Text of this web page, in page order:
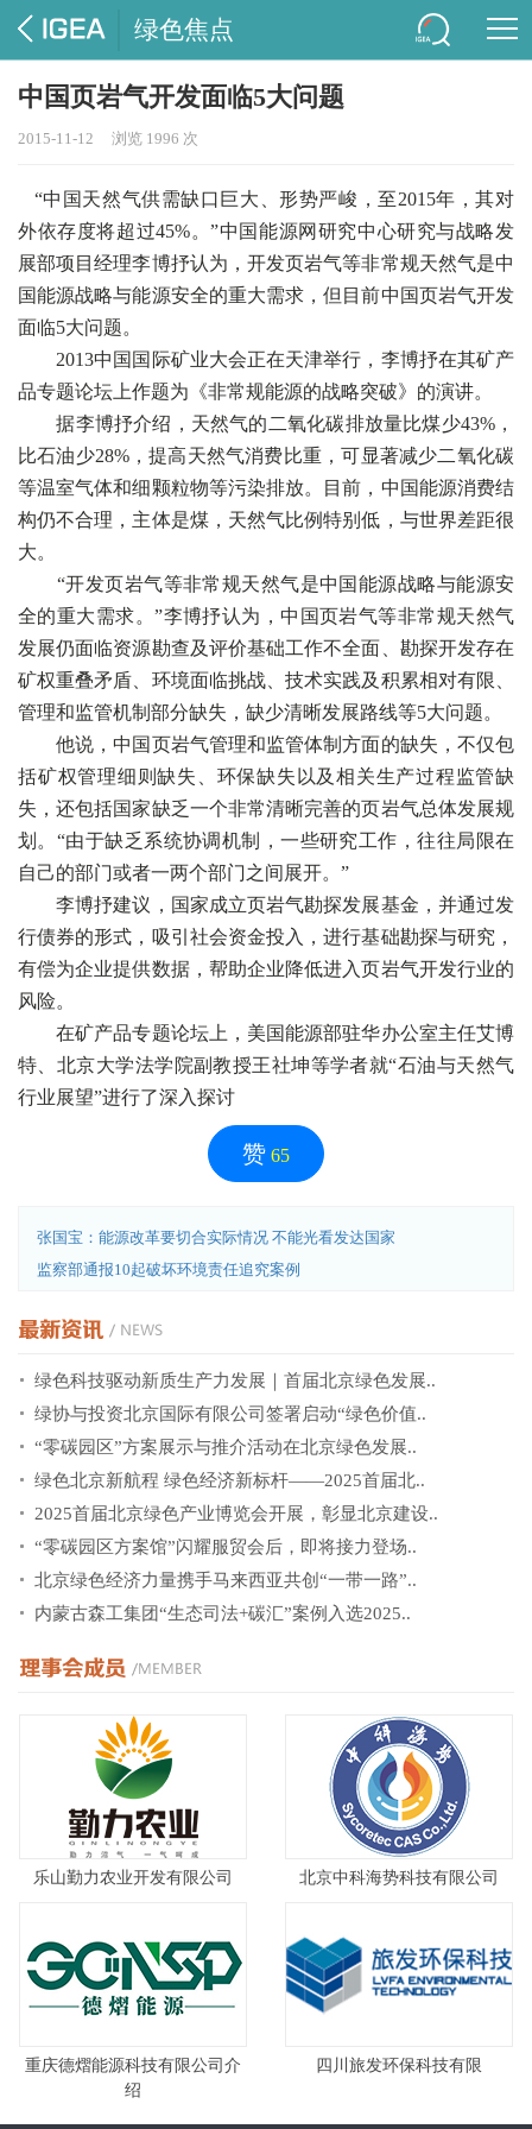
绿色焦点
中国页岩气开发面临5大问题
2015-11-12 浏览 1996 次
“中国天然气供需缺口巨大、形势严峻，至2015年，其对
外依存度将超过45%。”中国能源网研究中心研究与战略发
展部项目经理李博抒认为，开发页岩气等非常规天然气是中
国能源战略与能源安全的重大需求，但目前中国页岩气开发
面临5大问题。
2013中国国际矿业大会正在天津举行，李博抒在其矿产
品专题论坛上作题为《非常规能源的战略突破》的演讲。
据李博抒介绍，天然气的二氧化碳排放量比煤少43%，
比石油少28%，提高天然气消费比重，可显著减少二氧化碳
等温室气体和细颗粒物等污染排放。目前，中国能源消费结
构仍不合理，主体是煤，天然气比例特别低，与世界差距很
大。
“开发页岩气等非常规天然气是中国能源战略与能源安
全的重大需求。”李博抒认为，中国页岩气等非常规天然气
发展仍面临资源勘查及评价基础工作不全面、勘探开发存在
矿权重叠矛盾、环境面临挑战、技术实践及积累相对有限、
管理和监管机制部分缺失，缺少清晰发展路线等5大问题。
他说，中国页岩气管理和监管体制方面的缺失，不仅包
括矿权管理细则缺失、环保缺失以及相关生产过程监管缺
失，还包括国家缺乏一个非常清晰完善的页岩气总体发展规
划。“由于缺乏系统协调机制，一些研究工作，往往局限在
自己的部门或者一两个部门之间展开。”
李博抒建议，国家成立页岩气勘探发展基金，并通过发
行债券的形式，吸引社会资金投入，进行基础勘探与研究，
有偿为企业提供数据，帮助企业降低进入页岩气开发行业的
风险。
在矿产品专题论坛上，美国能源部驻华办公室主任艾博
特、北京大学法学院副教授王社坤等学者就“石油与天然气
行业展望”进行了深入探讨
赞 65
张国宝：能源改革要切合实际情况 不能光看发达国家
监察部通报10起破坏环境责任追究案例
绿色科技驱动新质生产力发展｜首届北京绿色发展..
绿协与投资北京国际有限公司签署启动“绿色价值..
“零碳园区”方案展示与推介活动在北京绿色发展..
绿色北京新航程 绿色经济新标杆——2025首届北..
2025首届北京绿色产业博览会开展，彰显北京建设..
“零碳园区方案馆”闪耀服贸会后，即将接力登场..
北京绿色经济力量携手马来西亚共创“一带一路”..
内蒙古森工集团“生态司法+碳汇”案例入选2025..
乐山勤力农业开发有限公司 北京中科海势科技有限公司
重庆德熠能源科技有限公司介
绍
四川旅发环保科技有限